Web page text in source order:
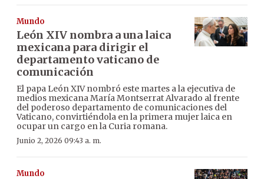
Mundo
León XIV nombra a una laica
mexicana para dirigir el
departamento vaticano de
comunicación
El papa León XIV nombró este martes a la ejecutiva de
medios mexicana María Montserrat Alvarado al frente
del poderoso departamento de comunicaciones del
Vaticano, convirtiéndola en la primera mujer laica en
ocupar un cargo en la Curia romana.
Junio 2, 2026 09:43 a. m.
Mundo